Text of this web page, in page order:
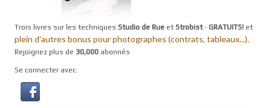
Trois livres sur les techniques Studio de Rue et Strobist- GRATUITS! et
plein d'autres bonus pour photographes (contrats, tableaux...).
Rejoignez plus de 30,000 abonnés
Se connecter avec: